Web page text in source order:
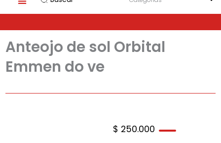
Anteojo de sol Orbital
Emmen do ve
$ 250.000